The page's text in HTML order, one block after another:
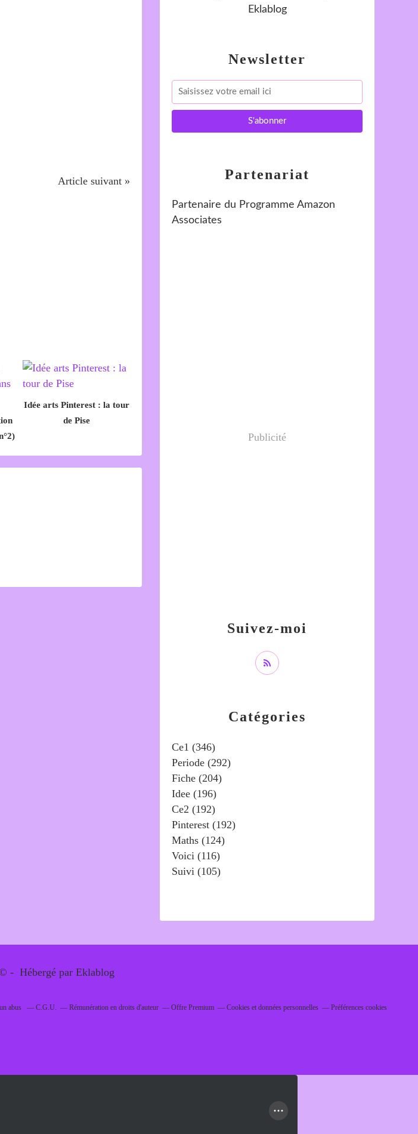
Article suivant »
Idée arts Pinterest : la tour
de Pise
Newsletter
Catégories
Ce1 (346)
Periode (292)
Fiche (204)
Idee (196)
Ce2 (192)
Pinterest (192)
Maths (124)
Voici (116)
Suivi (105)
Suivez-moi
Eklablog
Partenariat
Partenaire du Programme Amazon
Associates
Publicité
- Hébergé par Eklablog
abus C.G.U. Rémunération en droits d'auteur Offre Premium Cookies et données personnelles Préférences cookies